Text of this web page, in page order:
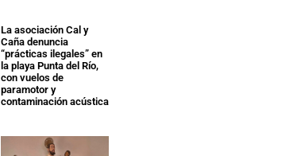
La asociación Cal y
Caña denuncia
“prácticas ilegales” en
la playa Punta del Río,
con vuelos de
paramotor y
contaminación acústica